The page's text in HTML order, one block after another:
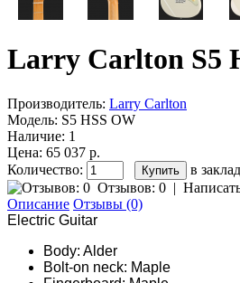
Larry Carlton S5
Производитель: Larry Carlton
Модель: S5 HSS OW
Наличие: 1
Цена: 65 037 р.
Количество:
в
Отзывов: 0 |
Описание Отзывы (0)
Electric Guitar
Body: Alder
Bolt-on neck: Maple